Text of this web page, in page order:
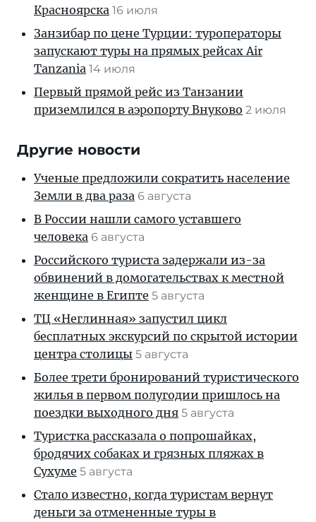
Красноярска 16 июля
Занзибар по цене Турции: туроператоры
запускают туры на прямых рейсах Air
Tanzania 14 июля
Первый прямой рейс из Танзании
приземлился в аэропорту Внуково 2 июля
Другие новости
Ученые предложили сократить население
Земли в два раза 6 августа
В России нашли самого уставшего
человека 6 августа
Российского туриста задержали из-за
обвинений в домогательствах к местной
женщине в Египте 5 августа
ТЦ «Неглинная» запустил цикл
бесплатных экскурсий по скрытой истории
центра столицы 5 августа
Более трети бронирований туристического
жилья в первом полугодии пришлось на
поездки выходного дня 5 августа
Туристка рассказала о попрошайках,
бродячих собаках и грязных пляжах в
Сухуме 5 августа
Стало известно, когда туристам вернут
деньги за отмененные туры в